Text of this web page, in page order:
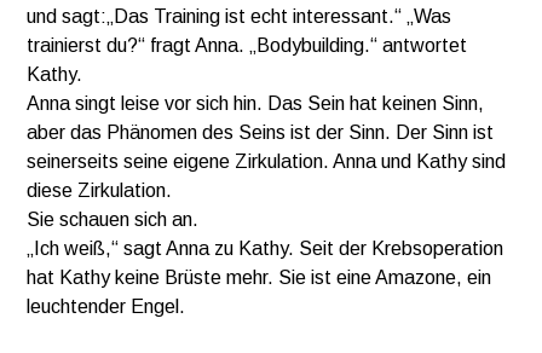
und sagt:„Das Training ist echt interessant.“ „Was
trainierst du?“ fragt Anna. „Bodybuilding.“ antwortet
Kathy.
Anna singt leise vor sich hin. Das Sein hat keinen Sinn,
aber das Phänomen des Seins ist der Sinn. Der Sinn ist
seinerseits seine eigene Zirkulation. Anna und Kathy sind
diese Zirkulation.
Sie schauen sich an.
„Ich weiß,“ sagt Anna zu Kathy. Seit der Krebsoperation
hat Kathy keine Brüste mehr. Sie ist eine Amazone, ein
leuchtender Engel.